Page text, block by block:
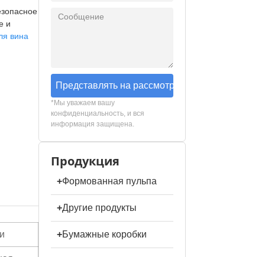
и
вина
Представлять на рассмотрение
*Мы уважаем вашу
конфиденциальность, и вся
информация защищена.
Продукция
+Формованная пульпа
+Другие продукты
+Бумажные коробки